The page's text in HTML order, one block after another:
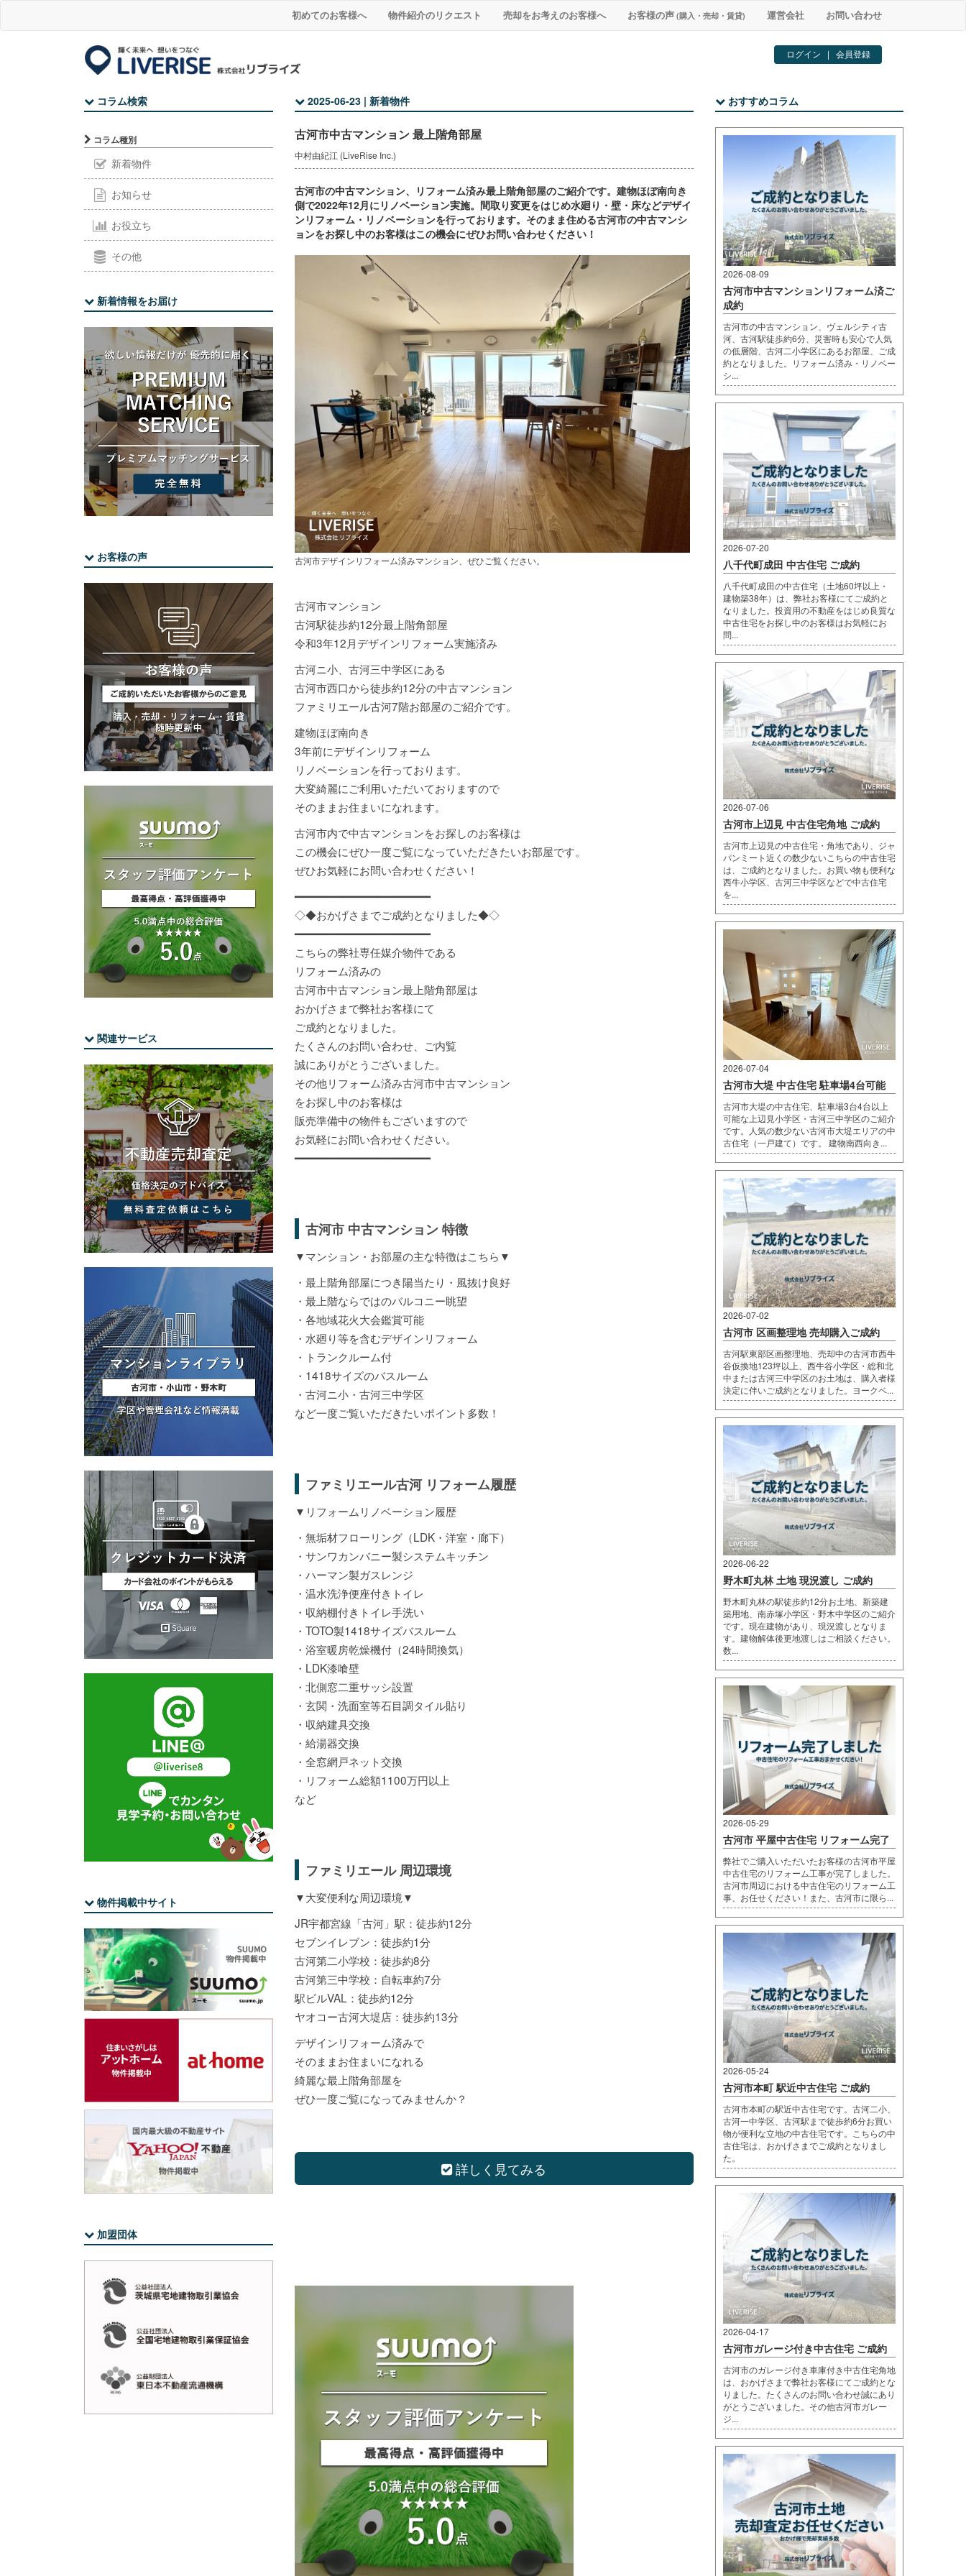
初めてのお客様へ 物件紹介のリクエスト 売却をお考えのお客様へ お客様の声 (購入・売却・賃貸) 運営会社 お問い合わせ
ログイン | 会員登録
コラム検索
コラム種別
新着物件
お知らせ
お役立ち
その他
新着情報をお届け
お客様の声
関連サービス
物件掲載中サイト
加盟団体
2025-06-23 | 新着物件
古河市中古マンション 最上階角部屋
中村由紀江 (LiveRise Inc.)
古河市の中古マンション、リフォーム済み最上階角部屋のご紹介です。建物ほぼ南向き
側で2022年12月にリノベーション実施。間取り変更をはじめ水廻り・壁・床などデザイ
ンリフォーム・リノベーションを行っております。そのまま住める古河市の中古マンシ
ョンをお探し中のお客様はこの機会にぜひお問い合わせください！
古河市デザインリフォーム済みマンション、ぜひご覧ください。
古河市マンション
古河駅徒歩約12分最上階角部屋
令和3年12月デザインリフォーム実施済み
古河ニ小、古河三中学区にある
古河市西口から徒歩約12分の中古マンション
ファミリエール古河7階お部屋のご紹介です。
建物ほぼ南向き
3年前にデザインリフォーム
リノベーションを行っております。
大変綺麗にご利用いただいておりますので
そのままお住まいになれます。
古河市内で中古マンションをお探しのお客様は
この機会にぜひ一度ご覧になっていただきたいお部屋です。
ぜひお気軽にお問い合わせください！
━━━━━━━━━━━━━━━━━━━━━
◇◆おかげさまでご成約となりました◆◇
━━━━━━━━━━━━━━━━━━━━━
こちらの弊社専任媒介物件である
リフォーム済みの
古河市中古マンション最上階角部屋は
おかげさまで弊社お客様にて
ご成約となりました。
たくさんのお問い合わせ、ご内覧
誠にありがとうございました。
その他リフォーム済み古河市中古マンション
をお探し中のお客様は
販売準備中の物件もございますので
お気軽にお問い合わせください。
━━━━━━━━━━━━━━━━━━━━━
古河市 中古マンション 特徴
▼マンション・お部屋の主な特徴はこちら▼
・最上階角部屋につき陽当たり・風抜け良好
・最上階ならではのバルコニー眺望
・各地域花火大会鑑賞可能
・水廻り等を含むデザインリフォーム
・トランクルーム付
・1418サイズのバスルーム
・古河ニ小・古河三中学区
など一度ご覧いただきたいポイント多数！
ファミリエール古河 リフォーム履歴
▼リフォームリノベーション履歴
・無垢材フローリング（LDK・洋室・廊下）
・サンワカンバニー製システムキッチン
・ハーマン製ガスレンジ
・温水洗浄便座付きトイレ
・収納棚付きトイレ手洗い
・TOTO製1418サイズバスルーム
・浴室暖房乾燥機付（24時間換気）
・LDK漆喰壁
・北側窓二重サッシ設置
・玄関・洗面室等石目調タイル貼り
・収納建具交換
・給湯器交換
・全窓網戸ネット交換
・リフォーム総額1100万円以上
など
ファミリエール 周辺環境
▼大変便利な周辺環境▼
JR宇都宮線「古河」駅：徒歩約12分
セブンイレブン：徒歩約1分
古河第二小学校：徒歩約8分
古河第三中学校：自転車約7分
駅ビルVAL：徒歩約12分
ヤオコー古河大堤店：徒歩約13分
デザインリフォーム済みで
そのままお住まいになれる
綺麗な最上階角部屋を
ぜひ一度ご覧になってみませんか？
詳しく見てみる
おすすめコラム
2026-08-09
古河市中古マンションリフォーム済ご
成約
古河市の中古マンション、ヴェルシティ古
河、古河駅徒歩約6分、災害時も安心で人気
の低層階、古河二小学区にあるお部屋、ご成
約となりました。リフォーム済み・リノベー
シ...
2026-07-20
八千代町成田 中古住宅 ご成約
八千代町成田の中古住宅（土地60坪以上・
建物築38年）は、弊社お客様にてご成約と
なりました。投資用の不動産をはじめ良質な
中古住宅をお探し中のお客様はお気軽にお
問...
2026-07-06
古河市上辺見 中古住宅角地 ご成約
古河市上辺見の中古住宅・角地であり、ジャ
パンミート近くの数少ないこちらの中古住宅
は、ご成約となりました。お買い物も便利な
西牛小学区、古河三中学区などで中古住宅
を...
2026-07-04
古河市大堤 中古住宅 駐車場4台可能
古河市大堤の中古住宅、駐車場3台4台以上
可能な上辺見小学区・古河三中学区のご紹介
です。人気の数少ない古河市大堤エリアの中
古住宅（一戸建て）です。 建物南西向き...
2026-07-02
古河市 区画整理地 売却購入ご成約
古河駅東部区画整理地、売却中の古河市西牛
谷仮換地123坪以上、西牛谷小学区・総和北
中または古河三中学区のお土地は、購入者様
決定に伴いご成約となりました。ヨークベ...
2026-06-22
野木町丸林 土地 現況渡し ご成約
野木町丸林の駅徒歩約12分お土地、新築建
築用地、南赤塚小学区・野木中学区のご紹介
です。現在建物があり、現況渡しとなりま
す。建物解体後更地渡しはご相談ください。
数...
2026-05-29
古河市 平屋中古住宅 リフォーム完了
弊社でご購入いただいたお客様の古河市平屋
中古住宅のリフォーム工事が完了しました。
古河市周辺における中古住宅のリフォーム工
事、お任せください！また、古河市に限ら...
2026-05-24
古河市本町 駅近中古住宅 ご成約
古河市本町の駅近中古住宅です。古河二小、
古河一中学区、古河駅まで徒歩約6分お買い
物が便利な立地の中古住宅です。こちらの中
古住宅は、おかげさまでご成約となりまし
た。
2026-04-17
古河市ガレージ付き中古住宅 ご成約
古河市のガレージ付き車庫付き中古住宅角地
は、おかげさまで弊社お客様にてご成約とな
りました。たくさんのお問い合わせ誠にあり
がとうございました。その他古河市ガレー
ジ...